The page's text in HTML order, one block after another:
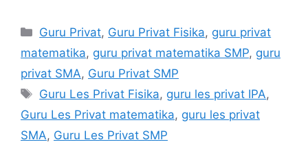
Categories
Guru Privat, Guru Privat Fisika, guru privat
matematika, guru privat matematika SMP, guru
privat SMA, Guru Privat SMP
Tags
Guru Les Privat Fisika, guru les privat IPA,
Guru Les Privat matematika, guru les privat
SMA, Guru Les Privat SMP